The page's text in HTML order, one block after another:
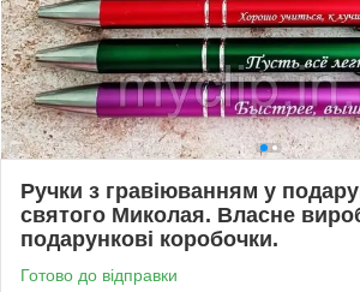
Ручки з гравіюванням у
святого Миколая. Власне
подарункові коробочки.
Готово до відправки